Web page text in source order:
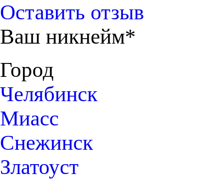
Оставить отзыв
Ваш никнейм*
Город
Челябинск
Миасс
Снежинск
Златоуст